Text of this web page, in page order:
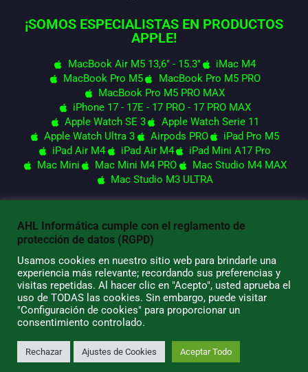
¡SOMOS ESPECIALISTAS EN PRODUCTOS
APPLE!
MacBook Air M5 13,6" - 15.3"
iMac M4
MacBook Pro M5
MacBook Pro M5 PRO
MacBook Pro M5 PRO MAX
iPhone 17 - 17E - 17 PRO - 17 PRO MAX
Apple Watch SE 3
Apple Watch Serie 11
Apple Watch Ultra 3
Airpods PRO
iPad Pro M5
iPad Air M4
iPad Air M4
iPad Mini A17 Pro
Mac Mini
Mac Mini M4 PRO
Mac Studio M4 MAX
Mac Studio M3 ULTRA
© 2026 AHL Informática
AHL Informática cumple con el reglamento de
protección de datos (RGPD)
Usamos cookies en nuestro sitio web para brindarle una
experiencia más relevante; recordando sus preferencias y
visitas repetidas. Al hacer clic en "Acepto", usted aprueba el
uso de TODAS las cookies. Sin embargo, puede visitar
"Configuración de cookies" para proporcionar un
consentimiento controlado.
Rechazar Ajustes de Cookies Aceptar Todo